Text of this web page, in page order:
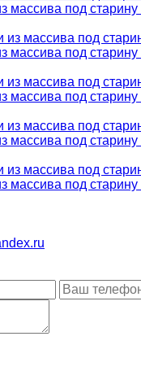
массива под
массива под
массива под
массива под
массива под